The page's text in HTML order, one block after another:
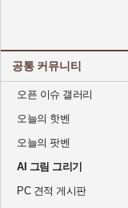
공통 커뮤니티
오픈 이슈 갤러리
오늘의 핫벤
오늘의 팟벤
AI 그림 그리기
PC 견적 게시판